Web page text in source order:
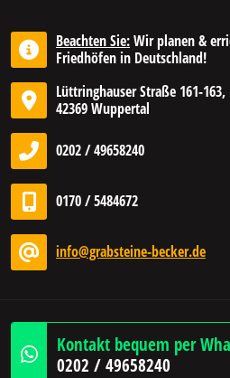
Beachten Sie:Wir planen &
Friedhöfen in Deutschland!
Lüttringhauser Straße 161-163,
42369 Wuppertal
0202 / 49658240
0170 / 5484672
info@grabsteine-becker.de
Kontakt bequem per
0202 / 49658240